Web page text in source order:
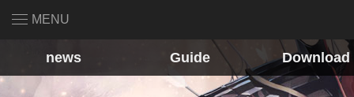
MENU
news Guide Download